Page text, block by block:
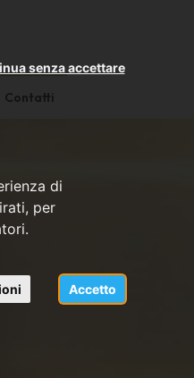
di
per
Accetto
senza accettare
Contatti